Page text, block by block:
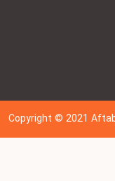
Copyright © 202 1